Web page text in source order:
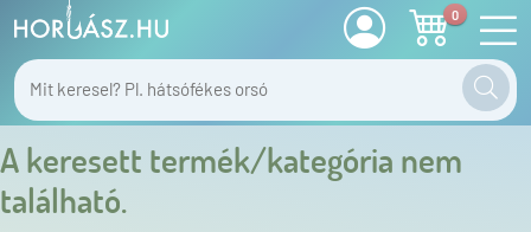
0
A keresett termék/kategória nem
található.